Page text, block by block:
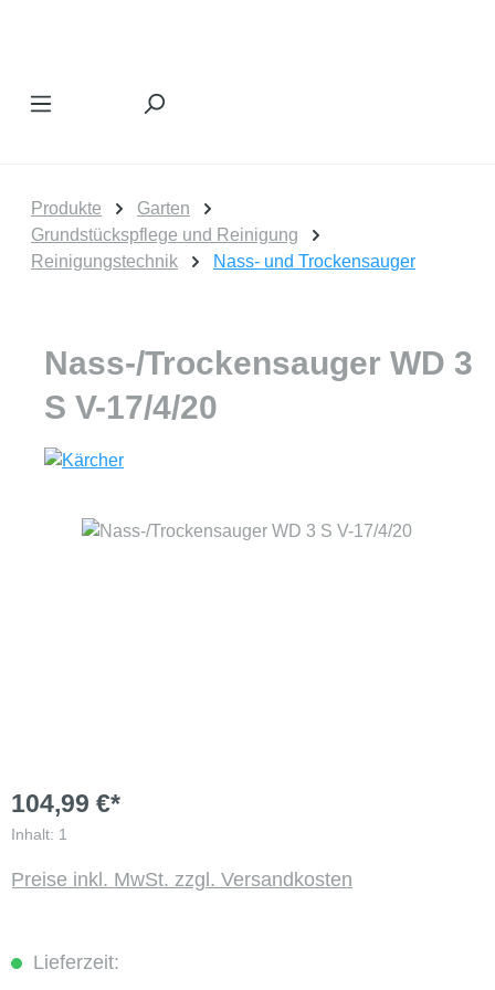
Produkte
Garten
Grundstückspflege und Reinigung
Reinigungstechnik
Nass- und Trockensauger
Nass-/Trockensauger WD 3
S V-17/4/20
Bildergalerie überspringen
104,99 €*
Inhalt: 1
Preise inkl. MwSt. zzgl. Versandkosten
Lieferzeit: